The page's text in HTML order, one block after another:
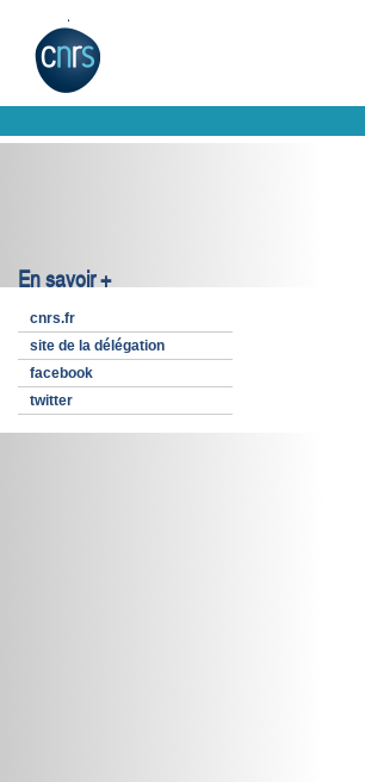
En savoir +
cnrs.fr
site de la délégation
facebook
twitter